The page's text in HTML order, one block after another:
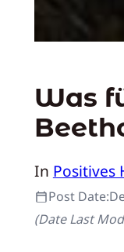
Was
In Positives
Post Date:
(Date Last